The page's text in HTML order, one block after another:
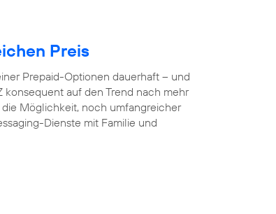
Preis
Prepaid-Optionen dauerhaft – und
konsequent auf den Trend nach mehr
die Möglichkeit, noch umfangreicher
Dienste mit Familie und